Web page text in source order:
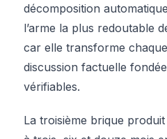
décomposition
l’arme la plus redoutable
car elle transforme
discussion factuelle
vérifiables.
La troisième brique